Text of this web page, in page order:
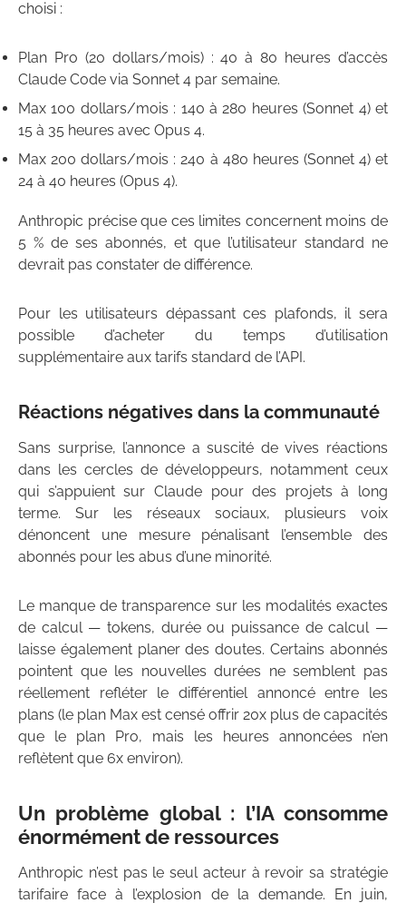
choisi :
Plan Pro (20 dollars/mois) : 40 à 80 heures d’accès
Claude Code via Sonnet 4 par semaine.
Max 100 dollars/mois : 140 à 280 heures (Sonnet 4) et
15 à 35 heures avec Opus 4.
Max 200 dollars/mois : 240 à 480 heures (Sonnet 4) et
24 à 40 heures (Opus 4).
Anthropic précise que ces limites concernent moins de
5 % de ses abonnés, et que l’utilisateur standard ne
devrait pas constater de différence.
Pour les utilisateurs dépassant ces plafonds, il sera
possible d’acheter du temps d’utilisation
supplémentaire aux tarifs standard de l’API.
Réactions négatives dans la communauté
Sans surprise, l’annonce a suscité de vives réactions
dans les cercles de développeurs, notamment ceux
qui s’appuient sur Claude pour des projets à long
terme. Sur les réseaux sociaux, plusieurs voix
dénoncent une mesure pénalisant l’ensemble des
abonnés pour les abus d’une minorité.
Le manque de transparence sur les modalités exactes
de calcul — tokens, durée ou puissance de calcul —
laisse également planer des doutes. Certains abonnés
pointent que les nouvelles durées ne semblent pas
réellement refléter le différentiel annoncé entre les
plans (le plan Max est censé offrir 20x plus de capacités
que le plan Pro, mais les heures annoncées n’en
reflètent que 6x environ).
Un problème global : l’IA consomme
énormément de ressources
Anthropic n’est pas le seul acteur à revoir sa stratégie
tarifaire face à l’explosion de la demande. En juin,